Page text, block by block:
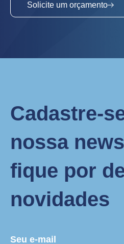
Solicite um orçamento
Cadastre-
nossa
fique por
novidades